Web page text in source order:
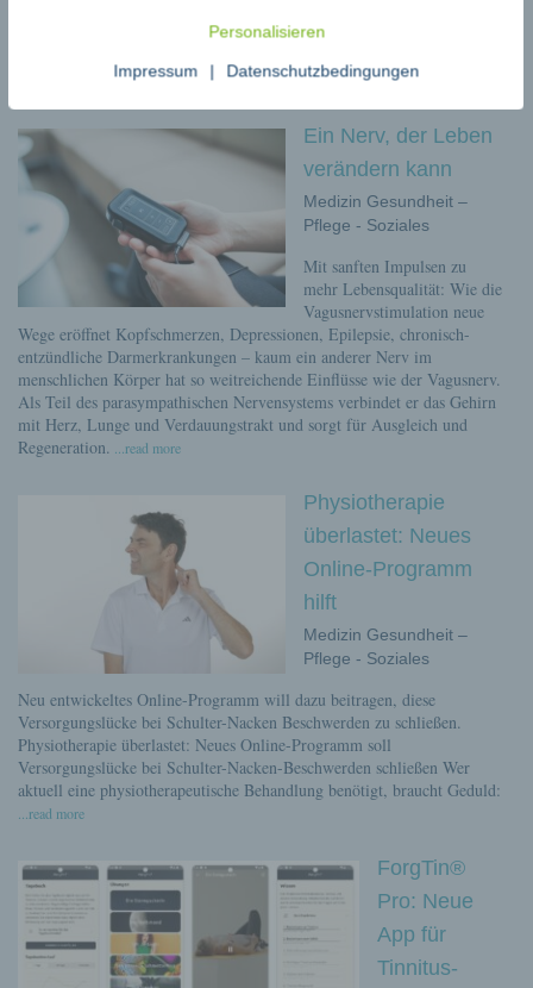
am Puls der Zeit Obwohl die Ursprünge der Naturheilkunde weit
Stärkung der Selbstheilungskräfte und die...read more
Ein Nerv, der Leben
verändern kann
Medizin Gesundheit –
Pflege - Soziales
Mit sanften Impulsen zu
mehr Lebensqualität: Wie die
Vagusnervstimulation neue
Wege eröffnet Kopfschmerzen, Depressionen, Epilepsie, chronisch-
entzündliche Darmerkrankungen – kaum ein anderer Nerv im
menschlichen Körper hat so weitreichende Einflüsse wie der Vagusnerv.
Als Teil des parasympathischen Nervensystems verbindet er das Gehirn
mit Herz, Lunge und Verdauungstrakt und sorgt für Ausgleich und
Regeneration. ...read more
Physiotherapie
überlastet: Neues
Online-Programm
hilft
Medizin Gesundheit –
Pflege - Soziales
Neu entwickeltes Online-Programm will dazu beitragen, diese
Versorgungslücke bei Schulter-Nacken Beschwerden zu schließen.
Physiotherapie überlastet: Neues Online-Programm soll
Versorgungslücke bei Schulter-Nacken-Beschwerden schließen Wer
aktuell eine physiotherapeutische Behandlung benötigt, braucht Geduld:
...read more
ForgTin®
Pro: Neue
App für
Tinnitus-
Personalisieren
Impressum | Datenschutzbedingungen